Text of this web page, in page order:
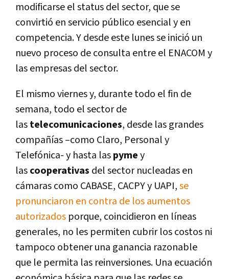
modificarse el status del sector, que se
convirtió en servicio público esencial y en
competencia. Y desde este lunes se inició un
nuevo proceso de consulta entre el ENACOM y
las empresas del sector.
El mismo viernes y, durante todo el fin de
semana, todo el sector de
lastelecomunicaciones, desde las grandes
compañías –como Claro, Personal y
Telefónica- y hasta laspymey
lascooperativas del sector nucleadas en
cámaras como CABASE, CACPY y UAPI,se
pronunciaron en contra de los aumentos
autorizados porque, coincidieron en líneas
generales, no les permiten cubrir los costos ni
tampoco obtener una ganancia razonable
que le permita las reinversiones. Una ecuación